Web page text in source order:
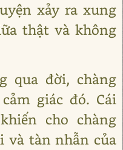
xảy ra xung
thật và không
qua đời, chàng
giác đó. Cái
cho chàng
và tàn nhẫn của